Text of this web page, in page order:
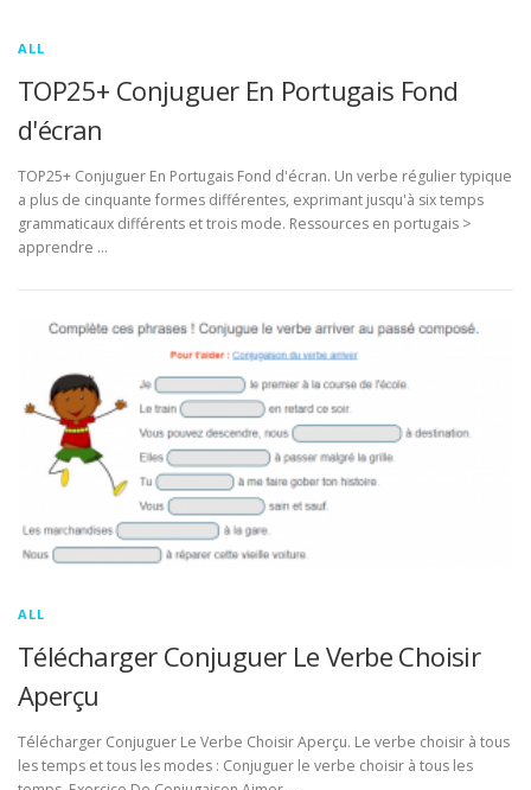
ALL
TOP25+ Conjuguer En Portugais Fond
d'écran
TOP25+ Conjuguer En Portugais Fond d'écran. Un verbe régulier typique
a plus de cinquante formes différentes, exprimant jusqu'à six temps
grammaticaux différents et trois mode. Ressources en portugais >
apprendre …
ALL
Télécharger Conjuguer Le Verbe Choisir
Aperçu
Télécharger Conjuguer Le Verbe Choisir Aperçu. Le verbe choisir à tous
les temps et tous les modes : Conjuguer le verbe choisir à tous les